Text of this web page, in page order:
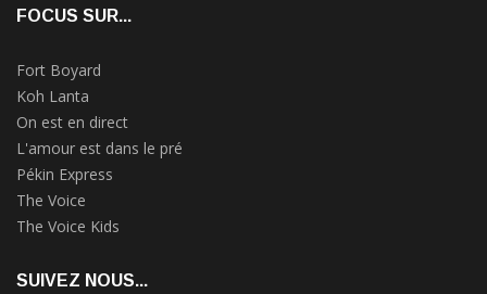
FOCUS SUR...
Fort Boyard
Koh Lanta
On est en direct
L'amour est dans le pré
Pékin Express
The Voice
The Voice Kids
SUIVEZ NOUS...